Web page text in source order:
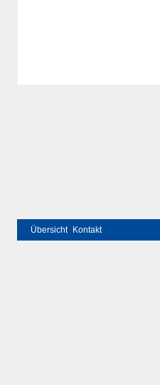
Übersicht Kontakt